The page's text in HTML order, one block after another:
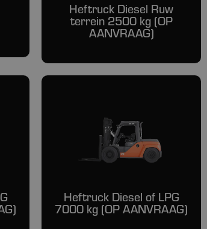
Heftruck Diesel Ruw
terrein 2500 kg (OP
AANVRAAG)
Heftruck Diesel of LPG
7000 kg (OP AANVRAAG)